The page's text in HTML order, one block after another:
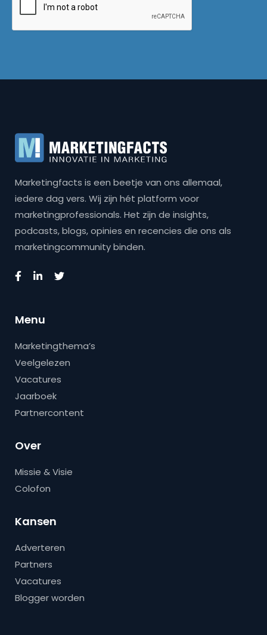
Marketingfacts is een beetje van ons allemaal,
iedere dag vers. Wij zijn hét platform voor
marketingprofessionals. Het zijn de insights,
podcasts, blogs, opinies en recencies die ons als
marketingcommunity binden.
Menu
Marketingthema’s
Veelgelezen
Vacatures
Jaarboek
Partnercontent
Over
Missie & Visie
Colofon
Kansen
Adverteren
Partners
Vacatures
Blogger worden